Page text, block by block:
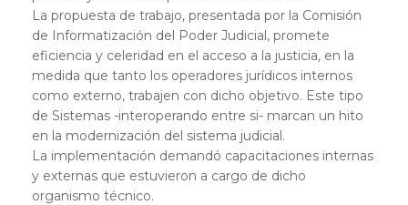
La propuesta de trabajo, presentada por la Comisión
de Informatización del Poder Judicial, promete
eficiencia y celeridad en el acceso a la justicia, en la
medida que tanto los operadores jurídicos internos
como externo, trabajen con dicho objetivo. Este tipo
de Sistemas -interoperando entre si- marcan un hito
en la modernización del sistema judicial.
La implementación demandó capacitaciones internas
y externas que estuvieron a cargo de dicho
organismo técnico.